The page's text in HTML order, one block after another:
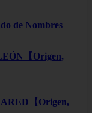
de Nombres
【Origen,
【Origen,